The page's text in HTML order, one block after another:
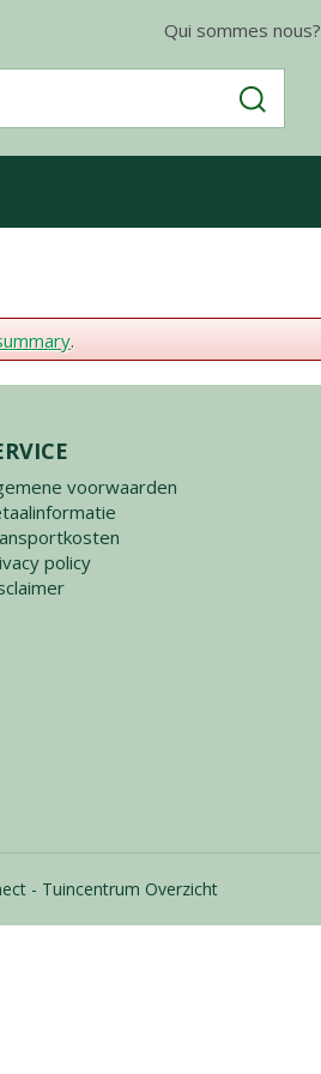
Qui sommes nous?
.
voorwaarden
policy
Tuincentrum Overzicht